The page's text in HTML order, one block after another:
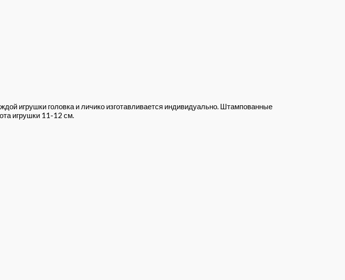
игрушки головка и личико изготавливается индивидуально. Штампованные
игрушки 11-12 см.